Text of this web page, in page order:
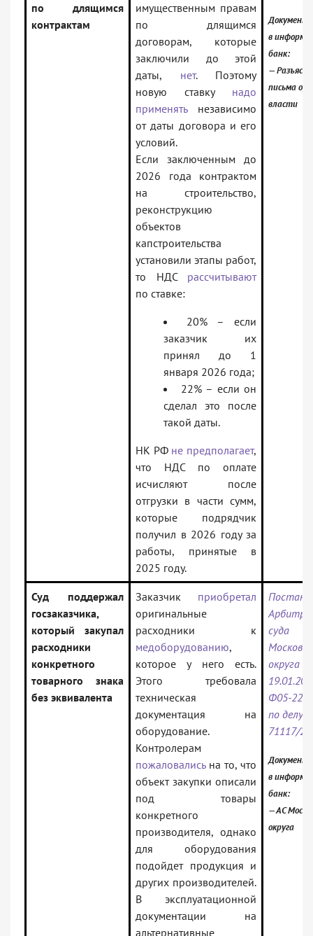
по длящимся
контрактам
имущественным правам
по длящимся
договорам, которые
заключили до этой
даты, нет. Поэтому
новую ставку надо
применятьнезависимо
от даты договора и его
условий.
Если заключенным до
2026 года контрактом
на строительство,
реконструкцию
объектов
капстроительства
установили этапы работ,
то НДС рассчитывают
по ставке:
20% – если
заказчик их
принял до 1
января 2026 года;
22% – если он
сделал это после
такой даты.
НК РФ не предполагает,
что НДС по оплате
исчисляют после
отгрузки в части сумм,
которые подрядчик
получил в 2026 году за
работы, принятые в
2025 году.
Документ
в
банк:
—
письма
власти
Суд поддержал
госзаказчика,
который закупал
расходники
конкретного
товарного знака
без эквивалента
Заказчик приобретал
оригинальные
расходники к
медоборудованию,
которое у него есть.
Этого требовала
техническая
документация на
оборудование.
Контролерам
пожаловалисьна то, что
объект закупки описали
под товары
конкретного
производителя, однако
для оборудования
подойдет продукция и
других производителей.
В эксплуатационной
документации на
альтернативные
суда
округа
Ф05-
по делу
71117/
Документ
в
банк:
— АС
округа